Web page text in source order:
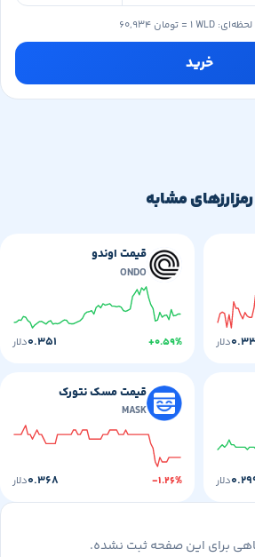
۱ WLD=۶۰,۹۳۴ تومان
مشابه
قیمت اوندو
ONDO
+۰.۵۹% دلار
قیمت مسک نتورک
MASK
دلار
این صفحه ثبت نشده.